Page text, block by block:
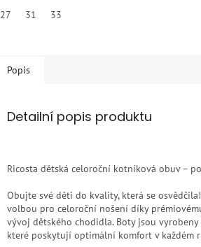
27 31 33
Popis
Detailní popis produktu
Ricosta dětská celoroční kotníková obuv –
Obujte své děti do kvality, která se
volbou pro celoroční nošení díky
vývoj dětského chodidla. Boty jsou
které poskytují optimální komfort v každém